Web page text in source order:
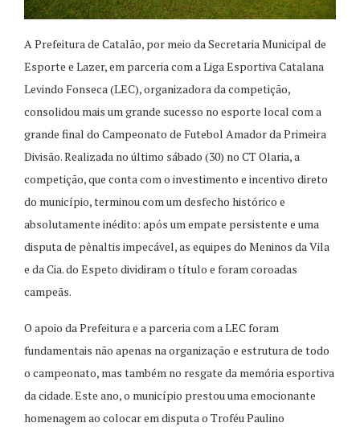
A Prefeitura de Catalão, por meio da Secretaria Municipal de
Esporte e Lazer, em parceria com a Liga Esportiva Catalana
Levindo Fonseca (LEC), organizadora da competição,
consolidou mais um grande sucesso no esporte local com a
grande final do Campeonato de Futebol Amador da Primeira
Divisão. Realizada no último sábado (30) no CT Olaria, a
competição, que conta com o investimento e incentivo direto
do município, terminou com um desfecho histórico e
absolutamente inédito: após um empate persistente e uma
disputa de pênaltis impecável, as equipes do Meninos da Vila
e da Cia. do Espeto dividiram o título e foram coroadas
campeãs.
O apoio da Prefeitura e a parceria com a LEC foram
fundamentais não apenas na organização e estrutura de todo
o campeonato, mas também no resgate da memória esportiva
da cidade. Este ano, o município prestou uma emocionante
homenagem ao colocar em disputa o Troféu Paulino